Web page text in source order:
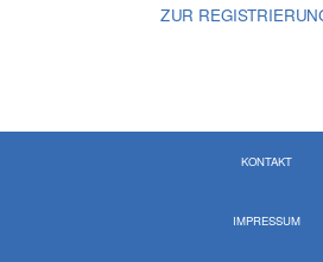
ZUR
KONTAKT
IMPRESSUM